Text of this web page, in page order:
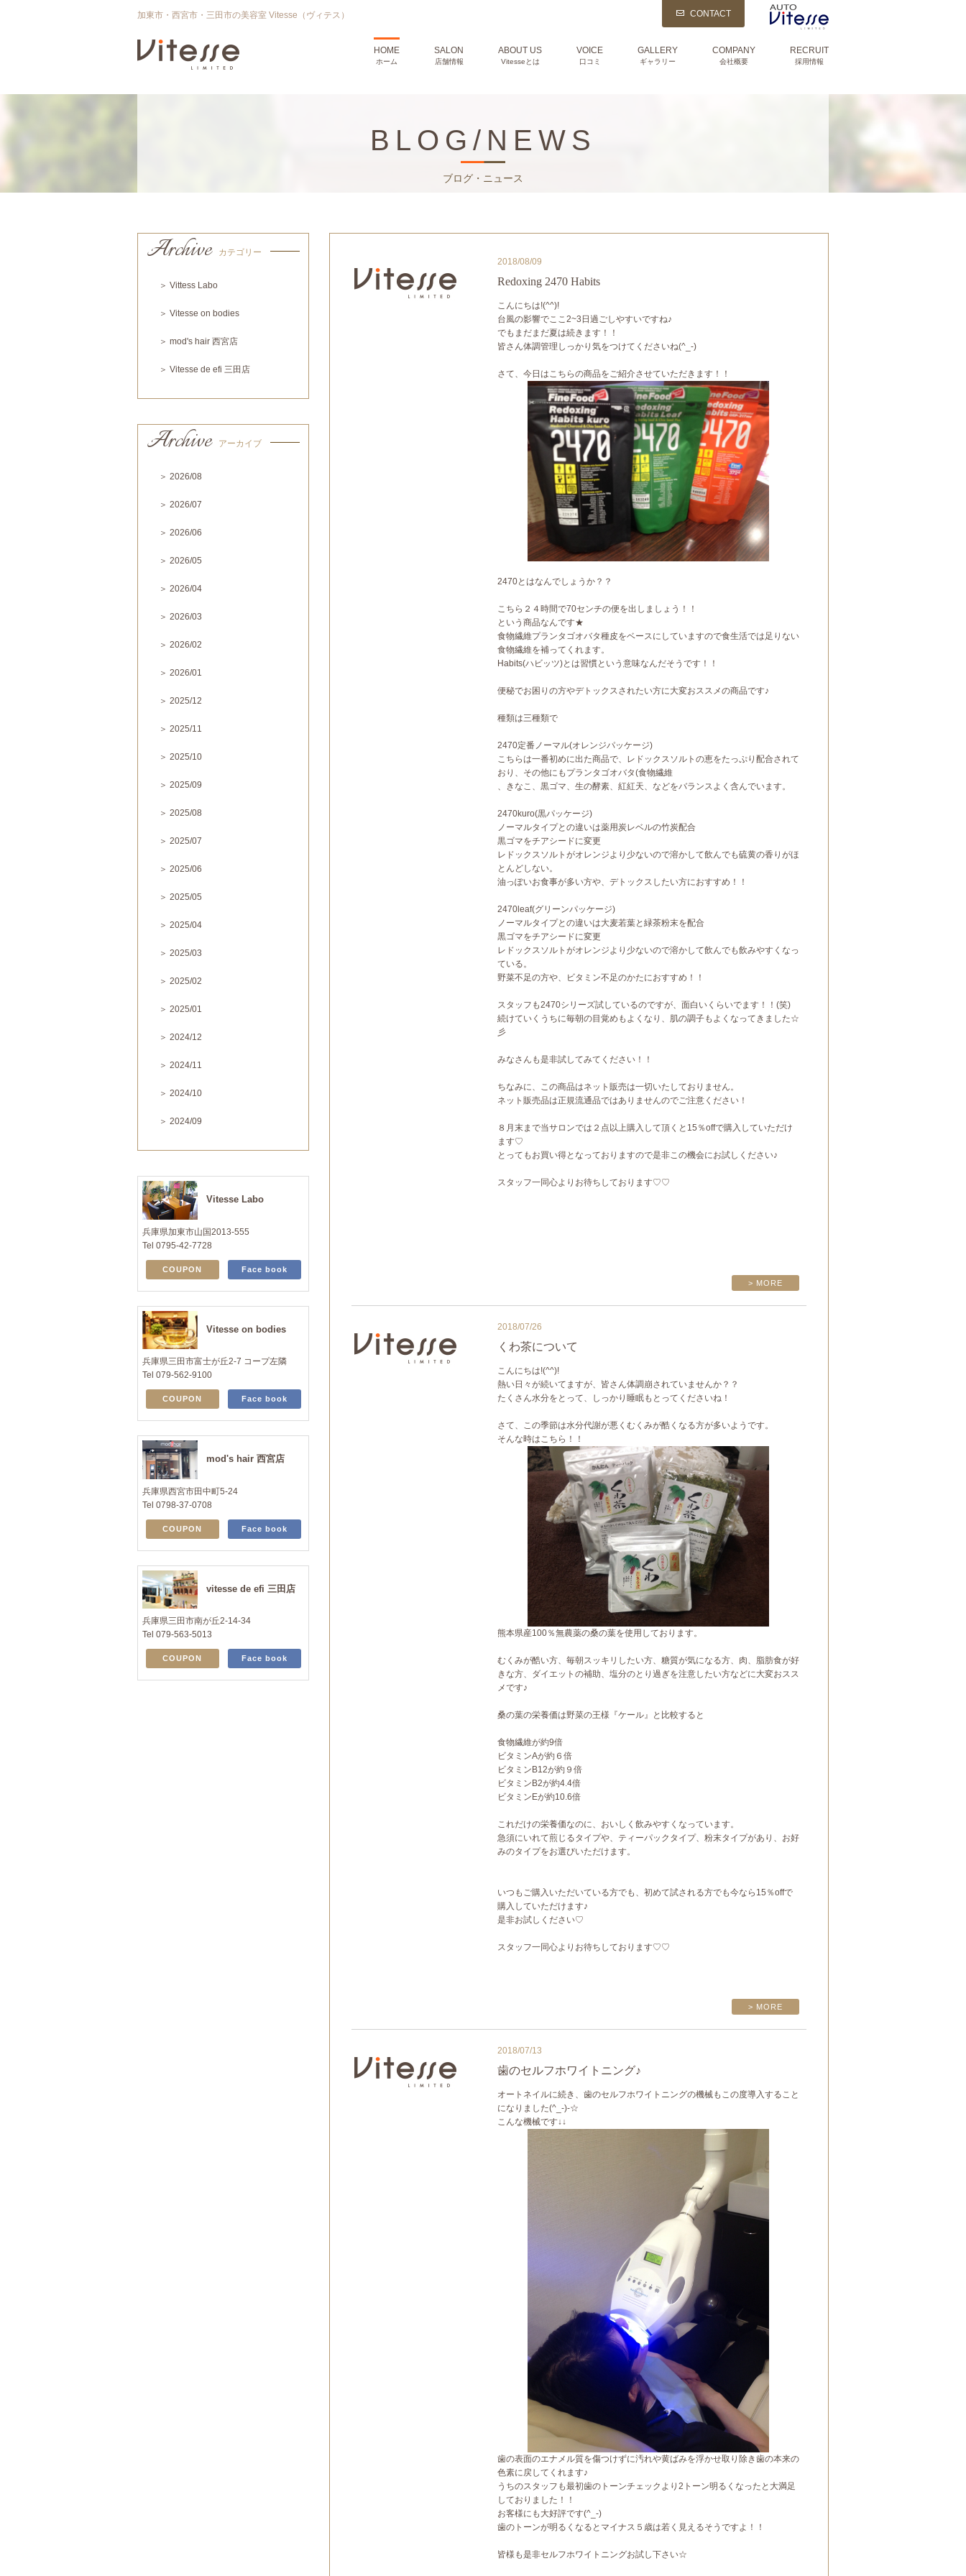
加東市・西宮市・三田市の美容室 Vitesse（ヴィテス） CONTACT
HOME
ホーム
SALON
店舗情報
ABOUT US
Vitesseとは
VOICE
口コミ
GALLERY
ギャラリー
COMPANY
会社概要
RECRUIT
採用情報
BLOG/NEWS
ブログ・ニュース
2018/08/09
Redoxing 2470 Habits
こんにちは!(^^)!
台風の影響でここ2~3日過ごしやすいですね♪
でもまだまだ夏は続きます！！
皆さん体調管理しっかり気をつけてくださいね(^_-)
さて、今日はこちらの商品をご紹介させていただきます！！
2470とはなんでしょうか？？
こちら２４時間で70センチの便を出しましょう！！
という商品なんです★
食物繊維プランタゴオバタ種皮をベースにしていますので食生活では足りない
食物繊維を補ってくれます。
Habits(ハビッツ)とは習慣という意味なんだそうです！！
便秘でお困りの方やデトックスされたい方に大変おススメの商品です♪
種類は三種類で
2470定番ノーマル(オレンジパッケージ)
こちらは一番初めに出た商品で、レドックスソルトの恵をたっぷり配合されて
おり、その他にもプランタゴオバタ(食物繊維
、きなこ、黒ゴマ、生の酵素、紅紅天、などをバランスよく含んでいます。
2470kuro(黒パッケージ)
ノーマルタイプとの違いは薬用炭レベルの竹炭配合
黒ゴマをチアシードに変更
レドックスソルトがオレンジより少ないので溶かして飲んでも硫黄の香りがほ
とんどしない。
油っぽいお食事が多い方や、デトックスしたい方におすすめ！！
2470leaf(グリーンパッケージ)
ノーマルタイプとの違いは大麦若葉と緑茶粉末を配合
黒ゴマをチアシードに変更
レドックスソルトがオレンジより少ないので溶かして飲んでも飲みやすくなっ
ている。
野菜不足の方や、ビタミン不足のかたにおすすめ！！
スタッフも2470シリーズ試しているのですが、面白いくらいでます！！(笑)
続けていくうちに毎朝の目覚めもよくなり、肌の調子もよくなってきました☆
彡
みなさんも是非試してみてください！！
ちなみに、この商品はネット販売は一切いたしておりません。
ネット販売品は正規流通品ではありませんのでご注意ください！
８月末まで当サロンでは２点以上購入して頂くと15％offで購入していただけ
ます♡
とってもお買い得となっておりますので是非この機会にお試しください♪
スタッフ一同心よりお待ちしております♡♡
> MORE
2018/07/26
くわ茶について
こんにちは!(^^)!
熱い日々が続いてますが、皆さん体調崩されていませんか？？
たくさん水分をとって、しっかり睡眠もとってくださいね！
さて、この季節は水分代謝が悪くむくみが酷くなる方が多いようです。
そんな時はこちら！！
熊本県産100％無農薬の桑の葉を使用しております。
むくみが酷い方、毎朝スッキリしたい方、糖質が気になる方、肉、脂肪食が好
きな方、ダイエットの補助、塩分のとり過ぎを注意したい方などに大変おスス
メです♪
桑の葉の栄養価は野菜の王様『ケール』と比較すると
食物繊維が約9倍
ビタミンAが約６倍
ビタミンB12が約９倍
ビタミンB2が約4.4倍
ビタミンEが約10.6倍
これだけの栄養価なのに、おいしく飲みやすくなっています。
急須にいれて煎じるタイプや、ティーパックタイプ、粉末タイプがあり、お好
みのタイプをお選びいただけます。
いつもご購入いただいている方でも、初めて試される方でも今なら15％offで
購入していただけます♪
是非お試しください♡
スタッフ一同心よりお待ちしております♡♡
> MORE
2018/07/13
歯のセルフホワイトニング♪
オートネイルに続き、歯のセルフホワイトニングの機械もこの度導入すること
になりました(^_-)-☆
こんな機械です↓↓
歯の表面のエナメル質を傷つけずに汚れや黄ばみを浮かせ取り除き歯の本来の
色素に戻してくれます♪
うちのスタッフも最初歯のトーンチェックより2トーン明るくなったと大満足
しておりました！！
お客様にも大好評です(^_-)
歯のトーンが明るくなるとマイナス５歳は若く見えるそうですよ！！
皆様も是非セルフホワイトニングお試し下さい☆
Archive カテゴリー
＞ Vittess Labo
＞ Vitesse on bodies
＞ mod's hair 西宮店
＞ Vitesse de efi 三田店
Archive アーカイブ
＞ 2026/08
＞ 2026/07
＞ 2026/06
＞ 2026/05
＞ 2026/04
＞ 2026/03
＞ 2026/02
＞ 2026/01
＞ 2025/12
＞ 2025/11
＞ 2025/10
＞ 2025/09
＞ 2025/08
＞ 2025/07
＞ 2025/06
＞ 2025/05
＞ 2025/04
＞ 2025/03
＞ 2025/02
＞ 2025/01
＞ 2024/12
＞ 2024/11
＞ 2024/10
＞ 2024/09
Vitesse Labo
兵庫県加東市山国2013-555
Tel 0795-42-7728
COUPON Face book
Vitesse on bodies
兵庫県三田市富士が丘2-7 コープ左隣
Tel 079-562-9100
COUPON Face book
mod's hair 西宮店
兵庫県西宮市田中町5-24
Tel 0798-37-0708
COUPON Face book
vitesse de efi 三田店
兵庫県三田市南が丘2-14-34
Tel 079-563-5013
COUPON Face book